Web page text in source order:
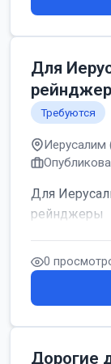
Для
Требуются
Иерусалим
Для
рейнджеры
0
Дорогие